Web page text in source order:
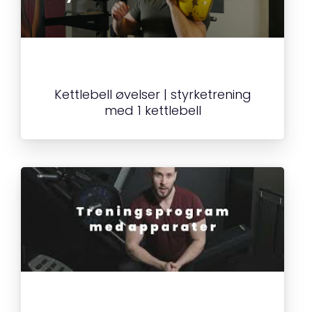
Kettlebell øvelser | styrketrening
med 1 kettlebell